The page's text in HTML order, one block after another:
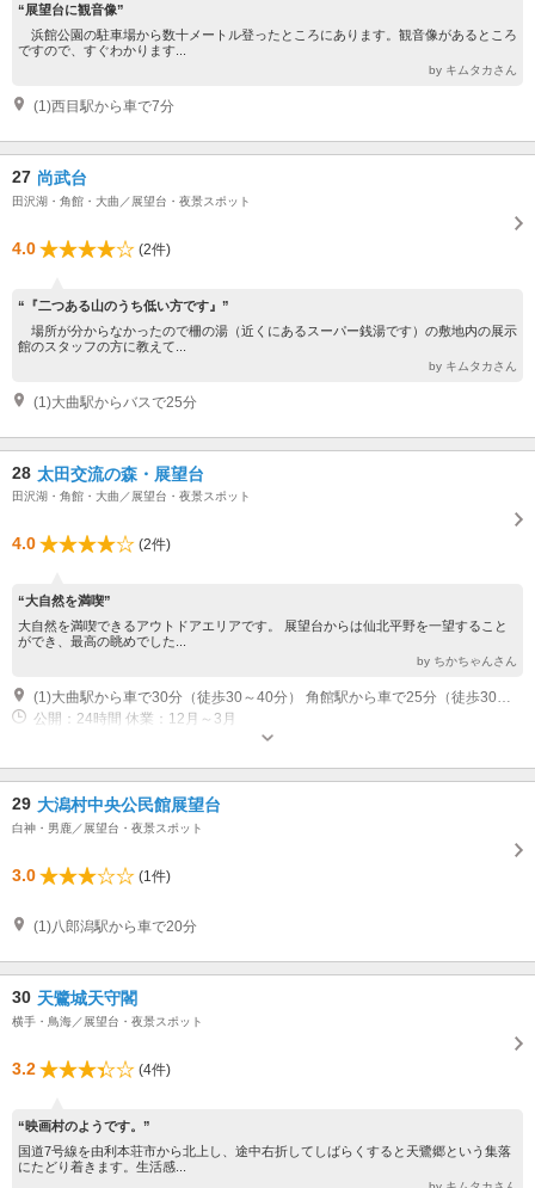
“展望台に観音像”
浜館公園の駐車場から数十メートル登ったところにあります。観音像があるところ
ですので、すぐわかります...
by キムタカさん
(1)西目駅から車で7分
27 尚武台
田沢湖・角館・大曲／展望台・夜景スポット
4.0 (2件)
“『二つある山のうち低い方です』”
場所が分からなかったので柵の湯（近くにあるスーパー銭湯です）の敷地内の展示
館のスタッフの方に教えて...
by キムタカさん
(1)大曲駅からバスで25分
28 太田交流の森・展望台
田沢湖・角館・大曲／展望台・夜景スポット
4.0 (2件)
“大自然を満喫”
大自然を満喫できるアウトドアエリアです。 展望台からは仙北平野を一望すること
ができ、最高の眺めでした...
by ちかちゃんさん
(1)大曲駅から車で30分（徒歩30～40分） 角館駅から車で25分（徒歩30～40分）
公開：24時間 休業：12月～3月
29 大潟村中央公民館展望台
白神・男鹿／展望台・夜景スポット
3.0 (1件)
(1)八郎潟駅から車で20分
30 天鷺城天守閣
横手・鳥海／展望台・夜景スポット
3.2 (4件)
“映画村のようです。”
国道7号線を由利本荘市から北上し、途中右折してしばらくすると天鷺郷という集落
にたどり着きます。生活感...